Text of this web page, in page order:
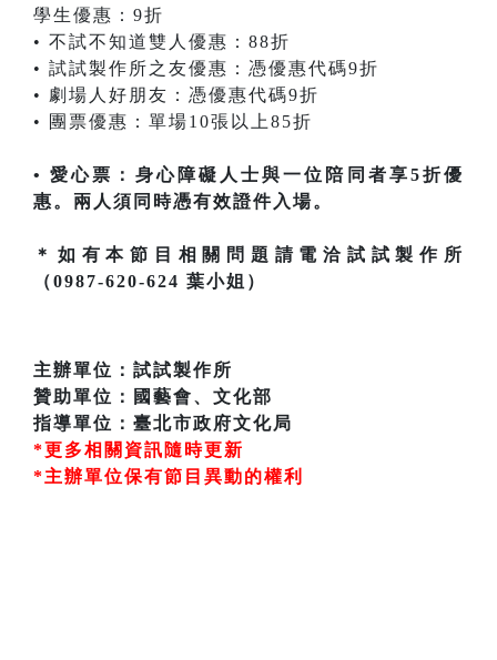
學生優惠：9折
• 不試不知道雙人優惠：88折
• 試試製作所之友優惠：憑優惠代碼9折
• 劇場人好朋友：憑優惠代碼9折
• 團票優惠：單場10張以上85折
• 愛心票：身心障礙人士與一位陪同者享5折優
惠。兩人須同時憑有效證件入場。
＊如有本節目相關問題請電洽試試製作所
（0987-620-624 葉小姐）
主辦單位：試試製作所
贊助單位：國藝會、文化部
指導單位：臺北市政府文化局
*更多相關資訊隨時更新
*主辦單位保有節目異動的權利